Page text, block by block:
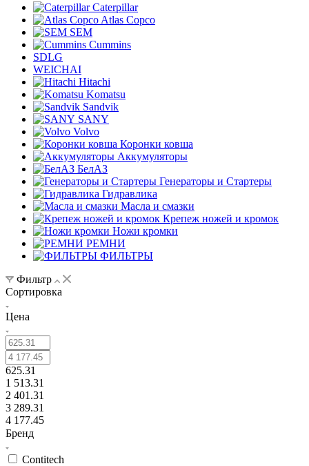
Caterpillar
Atlas Copco
SEM
Cummins
SDLG
WEICHAI
Hitachi
Komatsu
Sandvik
SANY
Volvo
Коронки ковша
Аккумуляторы
БелАЗ
Генераторы и Стартеры
Гидравлика
Масла и смазки
Крепеж ножей и кромок
Ножи кромки
РЕМНИ
ФИЛЬТРЫ
Фильтр
Сортировка
Цена
625.31
1 513.31
2 401.31
3 289.31
4 177.45
Бренд
Contitech